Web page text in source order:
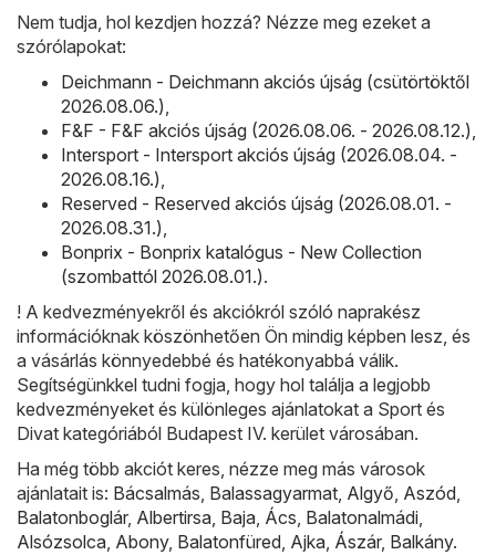
Nem tudja, hol kezdjen hozzá? Nézze meg ezeket a
szórólapokat:
Deichmann - Deichmann akciós újság (csütörtöktől
2026.08.06.),
F&F - F&F akciós újság (2026.08.06. - 2026.08.12.),
Intersport - Intersport akciós újság (2026.08.04. -
2026.08.16.),
Reserved - Reserved akciós újság (2026.08.01. -
2026.08.31.),
Bonprix - Bonprix katalógus - New Collection
(szombattól 2026.08.01.).
! A kedvezményekről és akciókról szóló naprakész
információknak köszönhetően Ön mindig képben lesz, és
a vásárlás könnyedebbé és hatékonyabbá válik.
Segítségünkkel tudni fogja, hogy hol találja a legjobb
kedvezményeket és különleges ajánlatokat a Sport és
Divat kategóriából Budapest IV. kerület városában.
Ha még több akciót keres, nézze meg más városok
ajánlatait is: Bácsalmás, Balassagyarmat, Algyő, Aszód,
Balatonboglár, Albertirsa, Baja, Ács, Balatonalmádi,
Alsózsolca, Abony, Balatonfüred, Ajka, Ászár, Balkány.